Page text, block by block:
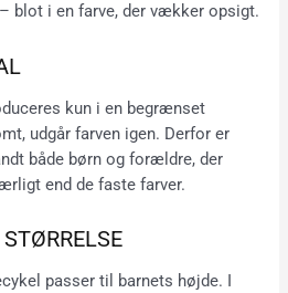
blot i en farve, der vækker opsigt.
kun i en begrænset
udgår farven igen. Derfor er
både børn og forældre, der
end de faste farver.
passer til barnets højde. I